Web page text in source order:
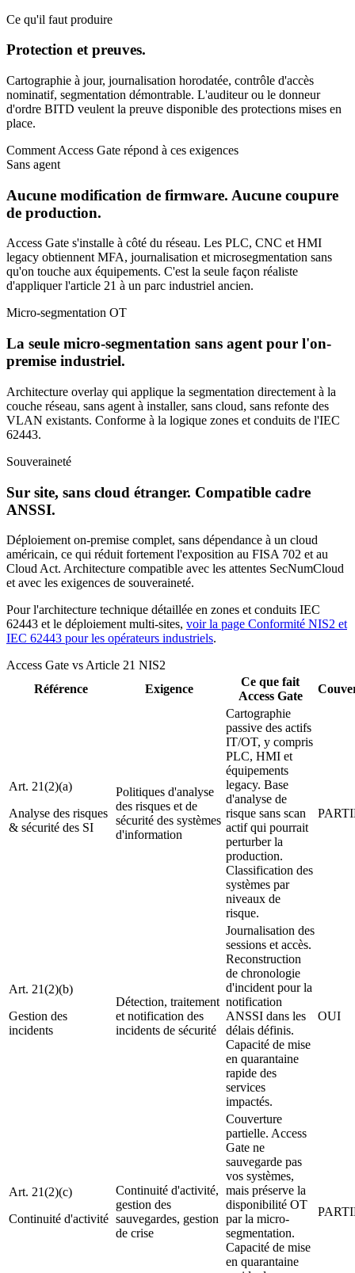
Ce qu'il faut produire
Protection et preuves.
Cartographie à jour, journalisation horodatée, contrôle d'accès
nominatif, segmentation démontrable. L'auditeur ou le donneur
d'ordre BITD veulent la preuve disponible des protections mises en
place.
Comment Access Gate répond à ces exigences
Sans agent
Aucune modification de firmware. Aucune coupure
de production.
Access Gate s'installe à côté du réseau. Les PLC, CNC et HMI
legacy obtiennent MFA, journalisation et microsegmentation sans
qu'on touche aux équipements. C'est la seule façon réaliste
d'appliquer l'article 21 à un parc industriel ancien.
Micro-segmentation OT
La seule micro-segmentation sans agent pour l'on-
premise industriel.
Architecture overlay qui applique la segmentation directement à la
couche réseau, sans agent à installer, sans cloud, sans refonte des
VLAN existants. Conforme à la logique zones et conduits de l'IEC
62443.
Souveraineté
Sur site, sans cloud étranger. Compatible cadre
ANSSI.
Déploiement on-premise complet, sans dépendance à un cloud
américain, ce qui réduit fortement l'exposition au FISA 702 et au
Cloud Act. Architecture compatible avec les attentes SecNumCloud
et avec les exigences de souveraineté.
Pour l'architecture technique détaillée en zones et conduits IEC
62443 et le déploiement multi-sites, voir la page Conformité NIS2 et
IEC 62443 pour les opérateurs industriels.
Access Gate vs Article 21 NIS2
Référence
Exigence
Ce que fait
Access Gate
Art. 21(2)(a)
Analyse des risques
& sécurité des SI
Politiques d'analyse
des risques et de
sécurité des systèmes
d'information
Cartographie
passive des actifs
IT/OT, y compris
PLC, HMI et
équipements
legacy. Base
d'analyse de
risque sans scan
actif qui pourrait
perturber la
production.
Classification des
systèmes par
niveaux de
risque.
Art. 21(2)(b)
Gestion des
incidents
Détection, traitement
et notification des
incidents de sécurité
Journalisation des
sessions et accès.
Reconstruction
de chronologie
d'incident pour la
notification
ANSSI dans les
délais définis.
Capacité de mise
en quarantaine
rapide des
services
impactés.
OUI
Art. 21(2)(c)
Continuité d'activité
Continuité d'activité,
gestion des
sauvegardes, gestion
de crise
Couverture
partielle. Access
Gate ne
sauvegarde pas
vos systèmes,
mais préserve la
disponibilité OT
par la micro-
segmentation.
Capacité de mise
en quarantaine